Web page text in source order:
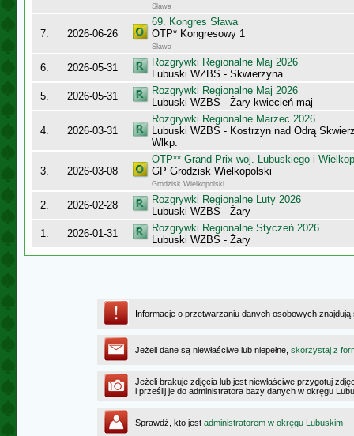
Sława
7. 2026-06-26
69. Kongres Sława
OTP* Kongresowy 1
Sława
6. 2026-05-31
Rozgrywki Regionalne Maj 2026
Lubuski WZBS - Skwierzyna
5.
2026-05-31
Rozgrywki Regionalne Maj 2026
Lubuski WZBS - Żary kwiecień-maj
4. 2026-03-31
Rozgrywki Regionalne Marzec 2026
Lubuski WZBS - Kostrzyn nad Odrą
Wlkp.
3. 2026-03-08
OTP** Grand Prix woj. Lubuskiego i
GP Grodzisk Wielkopolski
Grodzisk Wielkopolski
2. 2026-02-28
Rozgrywki Regionalne Luty 2026
Lubuski WZBS - Żary
1.
2026-01-31
Rozgrywki Regionalne Styczeń 2026
Lubuski WZBS - Żary
Informacje o przetwarzaniu danych osobowych
Jeżeli dane są niewłaściwe lub niepełne, skorzystaj z
Jeżeli brakuje zdjęcia lub jest niewłaściwe przygotuj
i prześlij je do administratora bazy danych w okręgu
Sprawdź, kto jest administratorem w okręgu Lubuskim